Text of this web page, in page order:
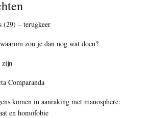
(29) – terugkeer
zou je dan nog wat doen?
zijn
Comparanda
komen in aanraking met manosphere:
en homofobie